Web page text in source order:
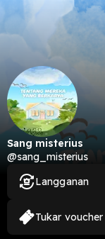
Sang misterius
@sang_misterius
Langganan
Tukar voucher